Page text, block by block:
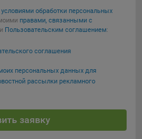
основных браузеров:
по умолчанию
условиями обработки персональных
правами, связанными с
и Пользовательским соглашением:
соглашения
персональных данных для
рассылки рекламного
заявку